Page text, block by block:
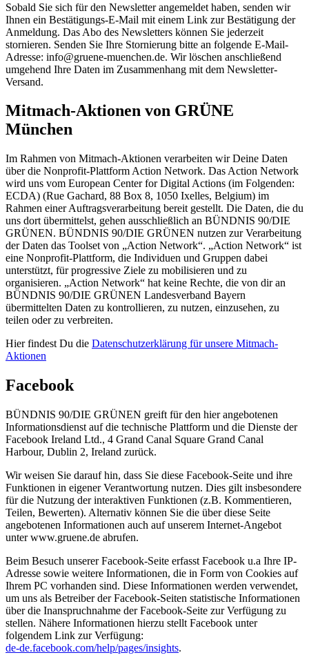
Sobald Sie sich für den Newsletter angemeldet haben, senden wir
Ihnen ein Bestätigungs-E-Mail mit einem Link zur Bestätigung der
Anmeldung. Das Abo des Newsletters können Sie jederzeit
stornieren. Senden Sie Ihre Stornierung bitte an folgende E-Mail-
Adresse: info@gruene-muenchen.de. Wir löschen anschließend
umgehend Ihre Daten im Zusammenhang mit dem Newsletter-
Versand.
Mitmach-Aktionen von GRÜNE
München
Im Rahmen von Mitmach-Aktionen verarbeiten wir Deine Daten
über die Nonprofit-Plattform Action Network. Das Action Network
wird uns vom European Center for Digital Actions (im Folgenden:
ECDA) (Rue Gachard, 88 Box 8, 1050 Ixelles, Belgium) im
Rahmen einer Auftragsverarbeitung bereit gestellt. Die Daten, die du
uns dort übermittelst, gehen ausschließlich an BÜNDNIS 90/DIE
GRÜNEN. BÜNDNIS 90/DIE GRÜNEN nutzen zur Verarbeitung
der Daten das Toolset von „Action Network“. „Action Network“ ist
eine Nonprofit-Plattform, die Individuen und Gruppen dabei
unterstützt, für progressive Ziele zu mobilisieren und zu
organisieren. „Action Network“ hat keine Rechte, die von dir an
BÜNDNIS 90/DIE GRÜNEN Landesverband Bayern
übermittelten Daten zu kontrollieren, zu nutzen, einzusehen, zu
teilen oder zu verbreiten.
Hier findest Du die Datenschutzerklärung für unsere Mitmach-
Aktionen
Facebook
BÜNDNIS 90/DIE GRÜNEN greift für den hier angebotenen
Informationsdienst auf die technische Plattform und die Dienste der
Facebook Ireland Ltd., 4 Grand Canal Square Grand Canal
Harbour, Dublin 2, Ireland zurück.
Wir weisen Sie darauf hin, dass Sie diese Facebook-Seite und ihre
Funktionen in eigener Verantwortung nutzen. Dies gilt insbesondere
für die Nutzung der interaktiven Funktionen (z.B. Kommentieren,
Teilen, Bewerten). Alternativ können Sie die über diese Seite
angebotenen Informationen auch auf unserem Internet-Angebot
unter www.gruene.de abrufen.
Beim Besuch unserer Facebook-Seite erfasst Facebook u.a Ihre IP-
Adresse sowie weitere Informationen, die in Form von Cookies auf
Ihrem PC vorhanden sind. Diese Informationen werden verwendet,
um uns als Betreiber der Facebook-Seiten statistische Informationen
über die Inanspruchnahme der Facebook-Seite zur Verfügung zu
stellen. Nähere Informationen hierzu stellt Facebook unter
folgendem Link zur Verfügung:
de-de.facebook.com/help/pages/insights.